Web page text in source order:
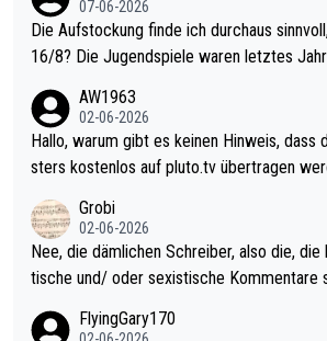
07-06-2026
Die Aufstockung finde ich durchaus
16/8? Die Jugendspiele waren letztes Jahr durchaus sehr kurz
Allerdings ist Mitchell Lawrie als Nummer 1 der Welt eh qualifi
ziert. Somit ändert die automatische
sters erstmal nichts. Ich denke sie wollen damit für nächstes J
ohl wenig WDF Turniere spielen. Dies war
es Jahr der Fall. Er musste als
den Qualifier und ich glaube kaum, dass
gas) antun würde, wenn er doch eigentlich
el hat.
AW1963
02-06-2026
Hallo, warum gibt es keinen Hinweis, dass die Nordic Darts Ma
sters kostenlos auf pluto.tv übertragen
Grobi
02-06-2026
Nee, die dämlichen Schreiber, also die, die
tische und/ oder sexistische Kommentare
s Leben in den Griff kriegen. Nur eins
FlyingGary170